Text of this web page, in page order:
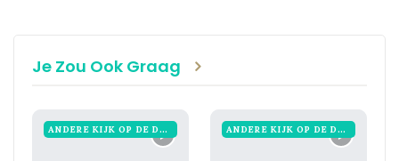
Je Zou Ook Graag
ANDERE KIJK OP DE DOOD ANDERE KIJK OP DE DOOD